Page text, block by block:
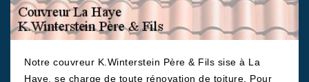
Notre couvreur K.Winterstein Père & Fils sise à La
Haye, se charge de toute rénovation de toiture. Pour